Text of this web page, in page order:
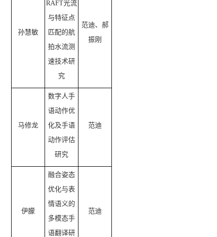
孙慧敏
RAFT光流
与特征点
匹配的航
拍水流测
速技术研
究
范迪、郝
振刚
马修龙
数字人手
语动作优
化及手语
动作评估
研究
范迪
伊朦
融合姿态
优化与表
情语义的
多模态手
语翻译研
范迪